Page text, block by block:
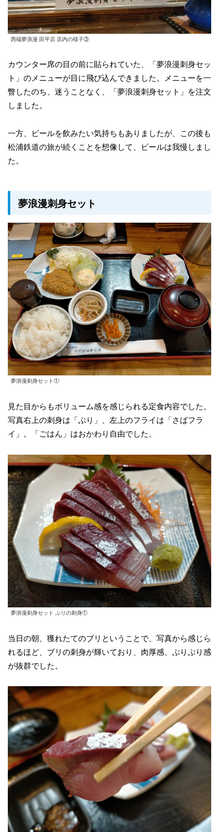
西端夢浪漫 田平店 店内の様子③
カウンター席の目の前に貼られていた、「夢浪漫刺身セッ
ト」のメニューが目に飛び込んできました。メニューを一
瞥したのち、迷うことなく、「夢浪漫刺身セット」を注文
しました。
一方、ビールを飲みたい気持ちもありましたが、この後も
松浦鉄道の旅が続くことを想像して、ビールは我慢しまし
た。
夢浪漫刺身セット
夢浪漫刺身セット①
見た目からもボリューム感を感じられる定食内容でした。
写真右上の刺身は「ぶり」、左上のフライは「さばフラ
イ」。「ごはん」はおかわり自由でした。
夢浪漫刺身セット ぶりの刺身①
当日の朝、獲れたてのブリということで、写真から感じら
れるほど、ブリの刺身が輝いており、肉厚感、ぷりぷり感
が抜群でした。